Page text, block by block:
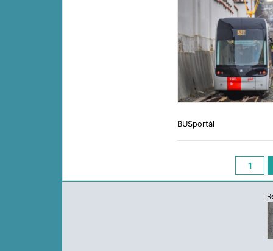
BUSportál
1